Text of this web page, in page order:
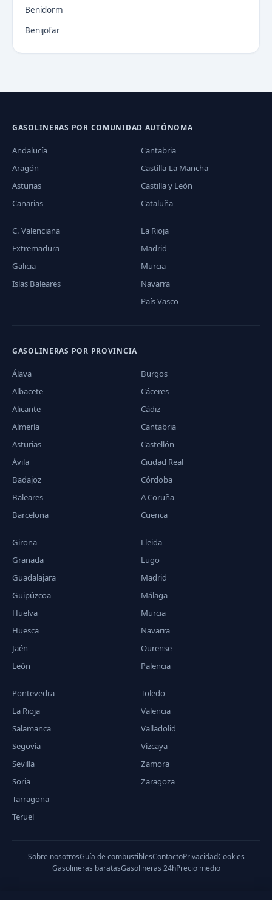
Benidorm
Benijofar
GASOLINERAS POR COMUNIDAD AUTÓNOMA
Andalucía
Aragón
Asturias
Canarias
Cantabria
Castilla-La Mancha
Castilla y León
Cataluña
C. Valenciana
Extremadura
Galicia
Islas Baleares
La Rioja
Madrid
Murcia
Navarra
País Vasco
GASOLINERAS POR PROVINCIA
Álava
Albacete
Alicante
Almería
Asturias
Ávila
Badajoz
Baleares
Barcelona
Burgos
Cáceres
Cádiz
Cantabria
Castellón
Ciudad Real
Córdoba
A Coruña
Cuenca
Girona
Granada
Guadalajara
Guipúzcoa
Huelva
Huesca
Jaén
León
Lleida
Lugo
Madrid
Málaga
Murcia
Navarra
Ourense
Palencia
Pontevedra
La Rioja
Salamanca
Segovia
Sevilla
Soria
Tarragona
Teruel
Toledo
Valencia
Valladolid
Vizcaya
Zamora
Zaragoza
Sobre nosotrosGuía de combustiblesContactoPrivacidadCookies
Gasolineras baratasGasolineras 24hPrecio medio